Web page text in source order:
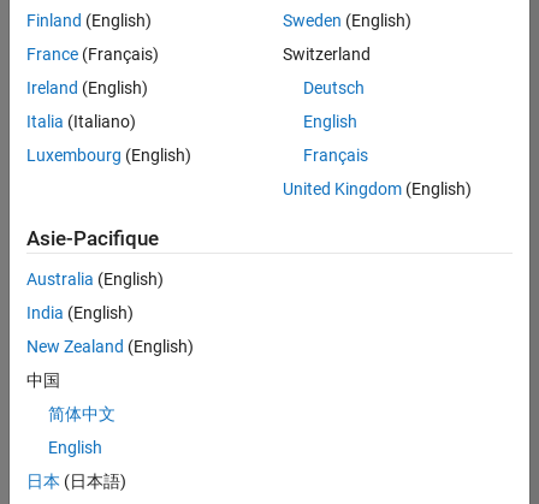
pouvez
élargir
votre
recherche
ou
afficher
l’ensemble
d'emploi.
malgré
tout
vous
trouvez
pas
d'offre
corresponde
Finland (English)
France (Français)
Ireland (English)
Italia (Italiano)
Luxembourg (English)
Sweden (English)
Switzerland
Deutsch
English
Français
United Kingdom(English)
Asie-Pacifique
Australia (English)
India (English)
New Zealand (English)
中国
简体中文
English
日本 (日本語)